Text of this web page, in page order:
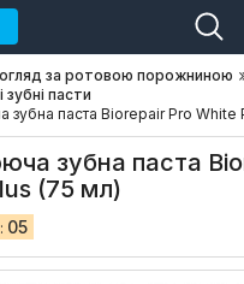
за ротовою порожниною
зубні пасти
зубна паста Biorepair Pro White
зубна паста
(75 мл)
05